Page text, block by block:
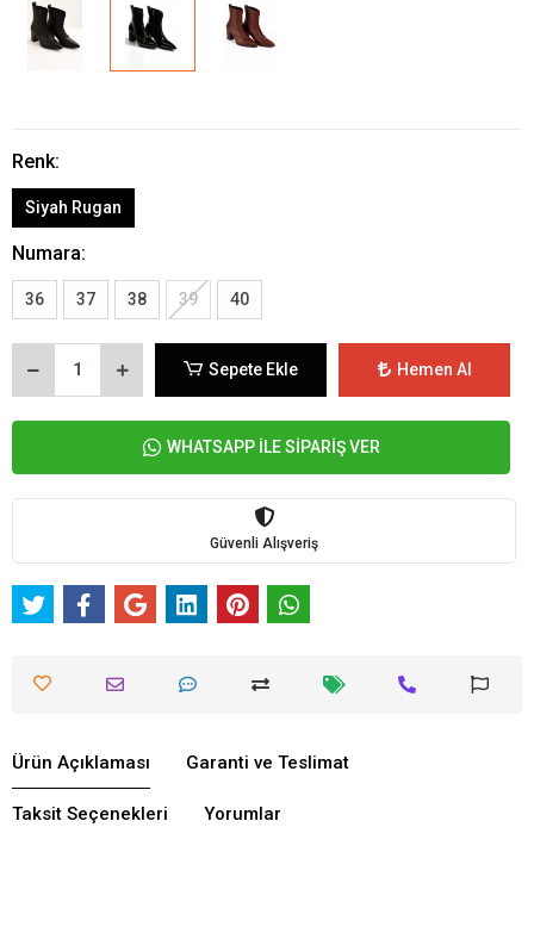
Renk:
Siyah Rugan
Numara:
36 37 38 39 40
Sepete Ekle Hemen Al
WHATSAPP İLE SİPARİŞ VER
Güvenli Alışveriş
Ürün Açıklaması Garanti ve Teslimat
Taksit Seçenekleri Yorumlar